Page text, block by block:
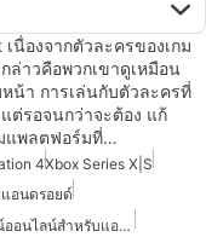
นื่องจากตัวละครของเกม
ล่าวคือพวกเขาดูเหมือน
น้า การเล่นกับตัวละครที่
ต่รอจนกว่าจะต้อง แก้
แพลตฟอร์มที่…
4Xbox Series X|S
อนดรอยด์
เกมจำลองสถานการณ์ออนไลน์สำหรับแอนดรอยด์